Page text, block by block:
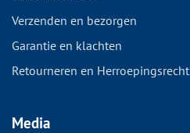
Verzenden en bezorgen
Garantie en klachten
Retourneren en Herroepingsrecht
Media